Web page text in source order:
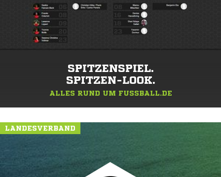
SPITZENSPIEL.
SPITZEN-LOOK.
ALLES RUND UM FUSSBALL.DE
LANDESVERBAND